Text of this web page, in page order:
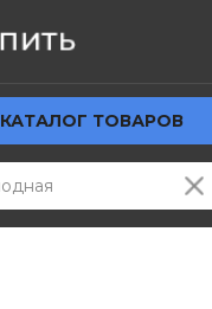
КАТАЛОГ ТОВАРОВ